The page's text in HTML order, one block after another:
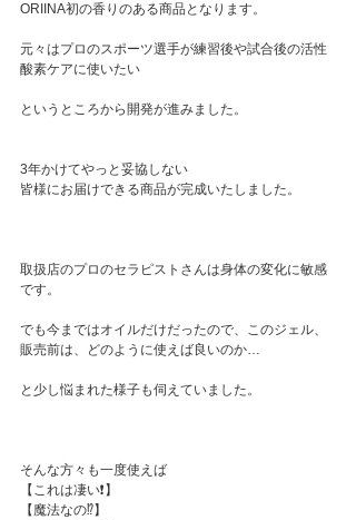
ORIINA初の香りのある商品となります。
元々はプロのスポーツ選手が練習後や試合後の活性
酸素ケアに使いたい
というところから開発が進みました。
3年かけてやっと妥協しない
皆様にお届けできる商品が完成いたしました。
取扱店のプロのセラピストさんは身体の変化に敏感
です。
でも今まではオイルだけだったので、このジェル、
販売前は、どのように使えば良いのか…
と少し悩まれた様子も伺えていました。
そんな方々も一度使えば
【これは凄い❗️】
【魔法なの⁉️】